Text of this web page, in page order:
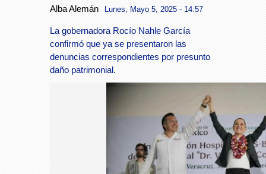
Alba Alemán Lunes, Mayo 5, 2025 - 14:57
La gobernadora Rocío Nahle García
confirmó que ya se presentaron las
denuncias correspondientes por presunto
daño patrimonial.